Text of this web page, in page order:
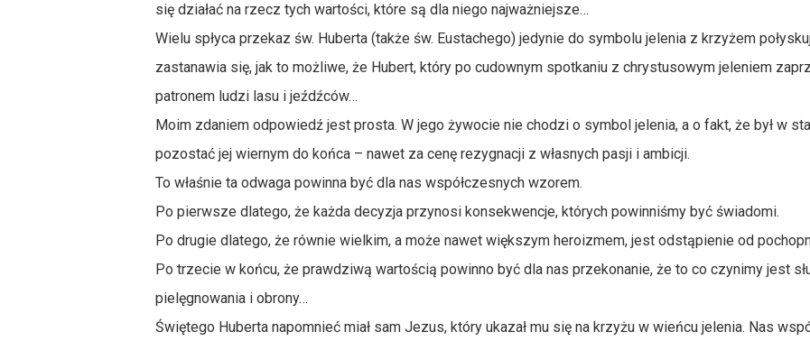
się działać na rzecz tych wartości, które są dla niego najważniejsze…
Wielu spłyca przekaz św. Huberta (także św. Eustachego) jedynie do symbolu jelenia z krzyżem
zastanawia się, jak to możliwe, że Hubert, który po cudownym spotkaniu z chrystusowym jeleniem
patronem ludzi lasu i jeźdźców…
Moim zdaniem odpowiedź jest prosta. W jego żywocie nie chodzi o symbol jelenia, a o fakt, że był w
pozostać jej wiernym do końca – nawet za cenę rezygnacji z własnych pasji i ambicji.
To właśnie ta odwaga powinna być dla nas współczesnych wzorem.
Po pierwsze dlatego, że każda decyzja przynosi konsekwencje, których powinniśmy być świadomi.
Po drugie dlatego, że równie wielkim, a może nawet większym heroizmem, jest odstąpienie od
Po trzecie w końcu, że prawdziwą wartością powinno być dla nas przekonanie, że to co czynimy jest
pielęgnowania i obrony…
Świętego Huberta napomnieć miał sam Jezus, który ukazał mu się na krzyżu w wieńcu jelenia. Nas